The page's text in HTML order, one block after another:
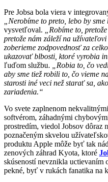
Pre Jobsa bola viera v
„Nerobíme to preto, lebo by
vysvetľoval.
„Robíme to,
pretože nám záleží na
zoberieme zodpovednosť za
ukazovať blbosti, ktoré vyrobia
ľuďom službu.
„Robia to, čo
aby sme tiež robili to, čo vieme
starosti iné veci než starať sa,
zariadenia.“
Vo svete zaplnenom
softvérom, záhadnými
prostredím, viedol Jobsov dôraz
poznačeným skvelou
produktu Apple môže byť tak
zenových záhrad Kyota, ktoré
skúseností nevznikla
pekné, byť v rukách fanatika na